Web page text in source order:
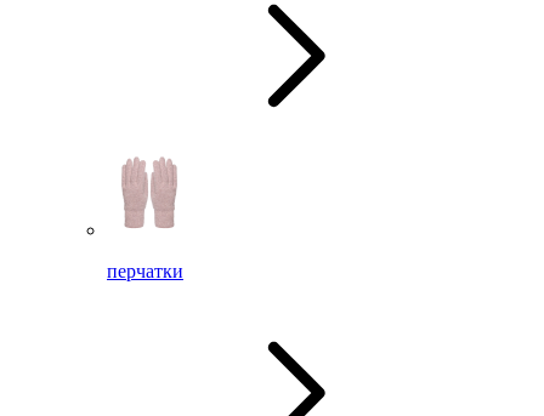
перчатки